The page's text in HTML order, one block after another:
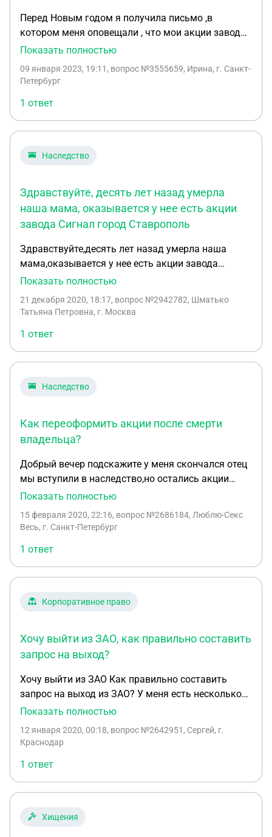
Перед Новым годом я получила письмо ,в
котором меня оповещали , что мои акции завода
Светлана без моего ведома проданы. А сегодня
получить 3222,22р . Вопрос :в праве ли эти ребята
понимаю ,что я живу в правовом государстве , в
котором прав не тот кто прав ,а тот у кого больше
прав.
Показать полностью
09 января 2023, 19:11 , вопрос №3555659, Ирина, г. Санкт-
Петербург
1 ответ
Наследство
Здравствуйте, десять лет назад умерла
наша мама, оказывается у нее есть акции
завода Сигнал город Ставрополь
Здравствуйте,десять лет назад умерла наша
мама,оказывается у нее есть акции завода
Сигнал город Ставрополь,год назад умер
наследство,имеем мы право получить дивиденды
переоформлял,за десять лет дивиденды не
получал,и где их можно получить?
Показать полностью
21 декабря 2020, 18:17, вопрос №2942782, Шматько
Татьяна Петровна, г. Москва
1 ответ
Наследство
Как переоформить акции после смерти
владельца?
Добрый вечер подскажите у меня скончался отец
мы вступили в наследство,но остались акции
завода Арсенал,на запрос нотариуса они не
нам их не получится тк паспорта уже нет а
получение корреспонденции подскажите как
теперь быть с активами,есть ли возможность на
своё имя переоформить их или реализовать через
продажу?
Показать полностью
15 февраля 2020, 22:16, вопрос №2686184, Люблю-Секс
Весь, г. Санкт-Петербург
1 ответ
Корпоративное право
Хочу выйти из ЗАО, как правильно составить
запрос на выход?
Хочу выйти из ЗАО Как правильно составить
запрос на выход из ЗАО? У меня есть несколько
акций в ЗАО. На протяжении 15 лет дивиденды не
поступало. Не получаю никаких преимуществ от
деньги. Остается только принудительный выход
(возможно через суд) с взысканием с ЗАО
стоимости моих акций. Хотел уточнить, как
правильно проделать эту процедуру.
Показать полностью
12 января 2020, 00:18, вопрос №2642951, Сергей, г.
Краснодар
1 ответ
Хищения